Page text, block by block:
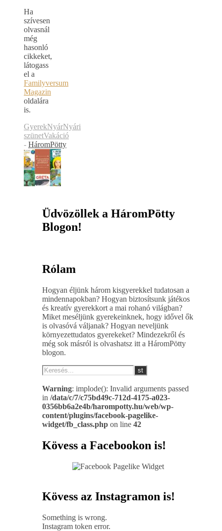
Ha
szívesen
olvasnál
még
hasonló
cikkeket,
látogass
el a
Familyversum
Magazin
oldalára
is.
GyerekNyárNyári
szünetVakáció
- HáromPötty
Üdvözöllek a HáromPötty
Blogon!
Rólam
Hogyan éljünk három kisgyerekkel tudatosan a
mindennapokban? Hogyan biztosítsunk játékos
és kreatív gyerekkort a mai rohanó világban?
Miket meséljünk gyerekeinknek, hogy idővel ők
is olvasóvá váljanak? Hogyan neveljünk
környezettudatos gyerekeket? Mindezekről és
még sok másról is olvashatsz itt a HáromPötty
blogon.
Warning: implode(): Invalid arguments passed
in /data/c/7/c75bd49c-712d-4175-a023-
0356bb6a2e4b/harompotty.hu/web/wp-
content/plugins/facebook-pagelike-
widget/fb_class.php on line 42
Kövess a Facebookon is!
Kövess az Instagramon is!
Something is wrong.
Instagram token error.